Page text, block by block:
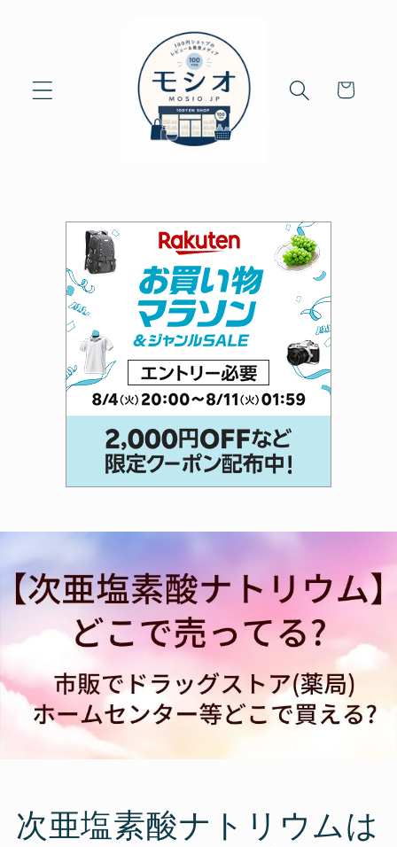
Cart
次亜塩素酸ナトリウムは